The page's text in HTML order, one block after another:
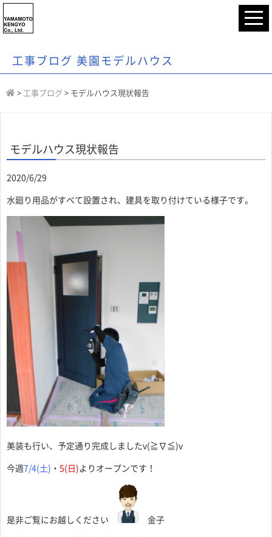
工事ブログ 美園モデルハウス
> 工事ブログ > モデルハウス現状報告
モデルハウス現状報告
2020/6/29
水廻り用品がすべて設置され、建具を取り付けている様子です。
美装も行い、予定通り完成しましたv(≧∇≦)v
今週7/4(土) ・ 5(日) よりオープンです！
是非ご覧にお越しください 金子